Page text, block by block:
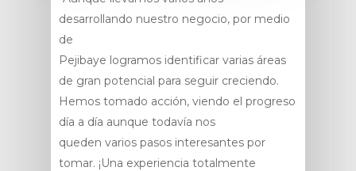
desarrollando nuestro negocio, por medio
de
Pejibaye logramos identificar varias áreas
de gran potencial para seguir creciendo.
Hemos tomado acción, viendo el progreso
día a día aunque todavía nos
queden varios pasos interesantes por
tomar. ¡Una experiencia totalmente